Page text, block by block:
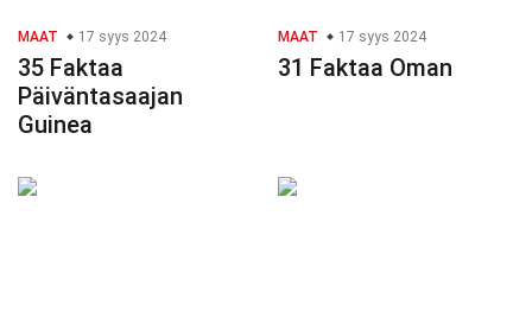
MAAT 17 syys 2024
35 Faktaa
Päiväntasaajan
Guinea
MAAT 17 syys 2024
31 Faktaa Oman